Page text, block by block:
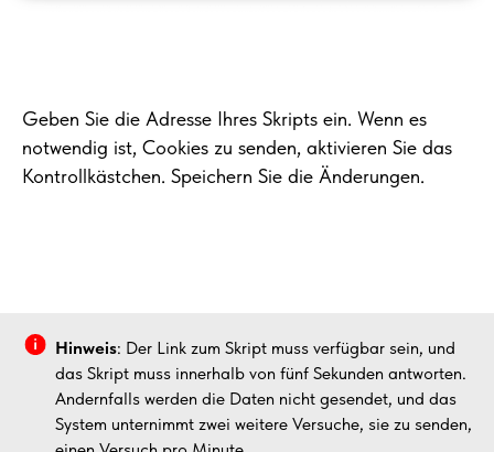
Geben Sie die Adresse Ihres Skripts ein. Wenn es
notwendig ist, Cookies zu senden, aktivieren Sie das
Kontrollkästchen. Speichern Sie die Änderungen.
Hinweis: Der Link zum Skript muss verfügbar sein, und
das Skript muss innerhalb von fünf Sekunden antworten.
Andernfalls werden die Daten nicht gesendet, und das
System unternimmt zwei weitere Versuche, sie zu senden,